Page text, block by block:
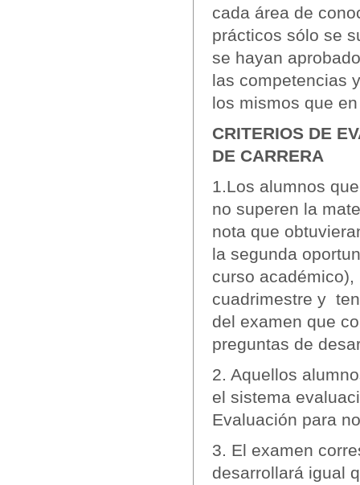
cada área de
prácticos sólo se
se hayan
las competencias
los mismos que
CRITERIOS DE
DE CARRERA
1.Los alumnos
no superen la
nota que
la segunda
curso
cuadrimestre y
del examen que
preguntas de
2. Aquellos
el sistema
Evaluación para
3. El examen
desarrollará igual